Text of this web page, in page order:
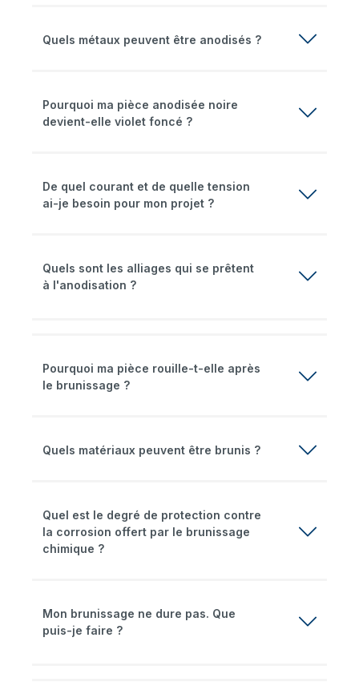
Quels métaux peuvent être anodisés ?
Pourquoi ma pièce anodisée noire
devient-elle violet foncé ?
De quel courant et de quelle tension
ai-je besoin pour mon projet ?
Quels sont les alliages qui se prêtent
à l'anodisation ?
Pourquoi ma pièce rouille-t-elle après
le brunissage ?
Quels matériaux peuvent être brunis ?
Quel est le degré de protection contre
la corrosion offert par le brunissage
chimique ?
Mon brunissage ne dure pas. Que
puis-je faire ?